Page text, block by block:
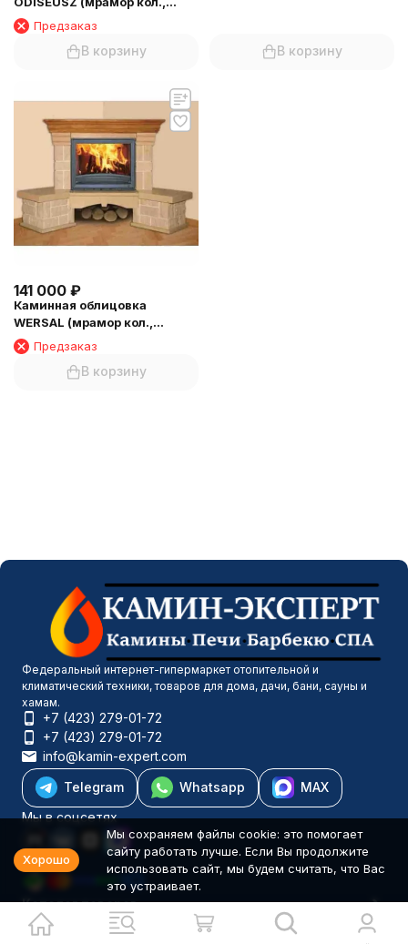
пристенная) (балка №1)
Предзаказ
В корзину В корзину
141 000 ₽
Каминная облицовка
WERSAL (мрамор кол.,
угловая) (балка №2)
Предзаказ
В корзину
Федеральный интернет-гипермаркет отопительной и
климатический техники, товаров для дома, дачи, бани, сауны и
хамам.
+7 (423) 279-01-72
+7 (423) 279-01-72
info@kamin-expert.com
Telegram
Whatsapp
MAX
Мы в соцсетях
Каталог товаров
Компания
Хорошо
Мы сохраняем файлы cookie: это помогает
сайту работать лучше. Если Вы продолжите
использовать сайт, мы будем считать, что Вас
это устраивает.